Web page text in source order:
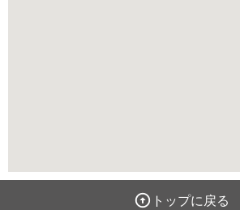
トップに戻る